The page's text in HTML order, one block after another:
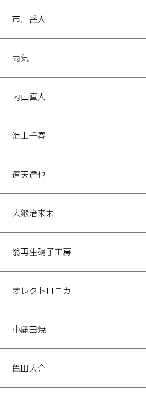
市川岳人
雨氣
内山直人
海上千春
運天達也
大鍛治来未
翁再生硝子工房
オレクトロニカ
小鹿田焼
亀田大介